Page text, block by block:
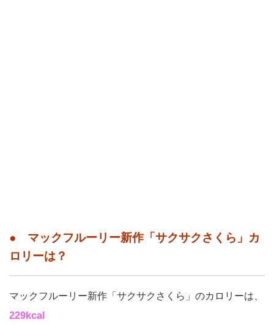
● マックフルーリー新作「サクサクさくら」カ
ロリーは？
マックフルーリー新作「サクサクさくら」のカロリーは、
229kcal